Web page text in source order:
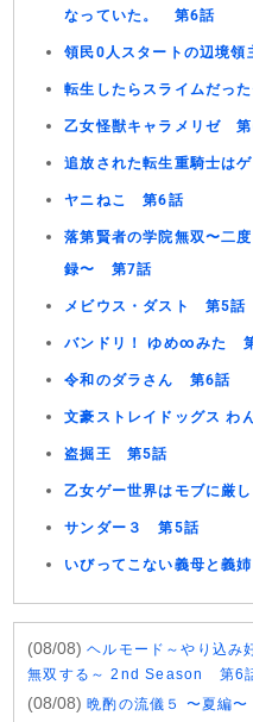
なっていた。 第6話
領民0人スタートの辺境
転生したらスライムだっ
乙女怪獣キャラメリゼ
追放された転生重騎士は
ヤニねこ 第6話
落第賢者の学院無双〜二
録〜 第7話
メビウス・ダスト 第5話
バンドリ！ ゆめ∞みた
令和のダラさん 第6話
文豪ストレイドッグス
盗掘王 第5話
乙女ゲー世界はモブに厳
サンダー３ 第5話
いびってこない義母と義
(08/08)ヘルモード～やり込み
無双する～ 2nd Season 第6
(08/08)晩酌の流儀５ 〜夏編